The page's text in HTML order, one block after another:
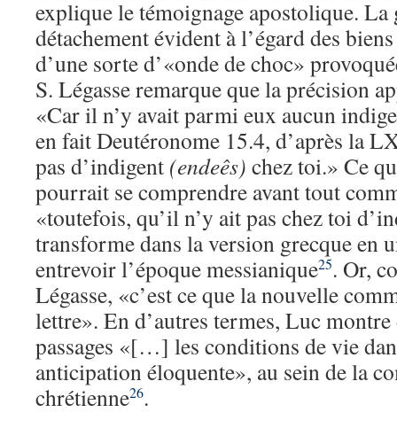
explique le témoignage apostolique. La
détachement évident à l’égard des
d’une sorte d’«onde de choc»
S. Légasse remarque que la précision
«Car il n’y avait parmi eux aucun
en fait Deutéronome 15.4, d’après la
pas d’indigent (endeês) chez toi.» Ce
pourrait se comprendre avant tout
«toutefois, qu’il n’y ait pas chez toi
transforme dans la version grecque en
entrevoir l’époque messianique25. Or,
Légasse, «c’est ce que la nouvelle
lettre». En d’autres termes, Luc montre
passages «[…] les conditions de vie
anticipation éloquente», au sein de la
chrétienne26.